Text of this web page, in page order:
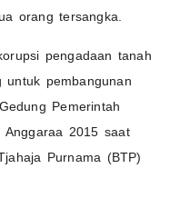
orang tersangka.
pengadaan tanah
pembangunan
Pemerintah
Anggaraa 2015 saat
Purnama (BTP)